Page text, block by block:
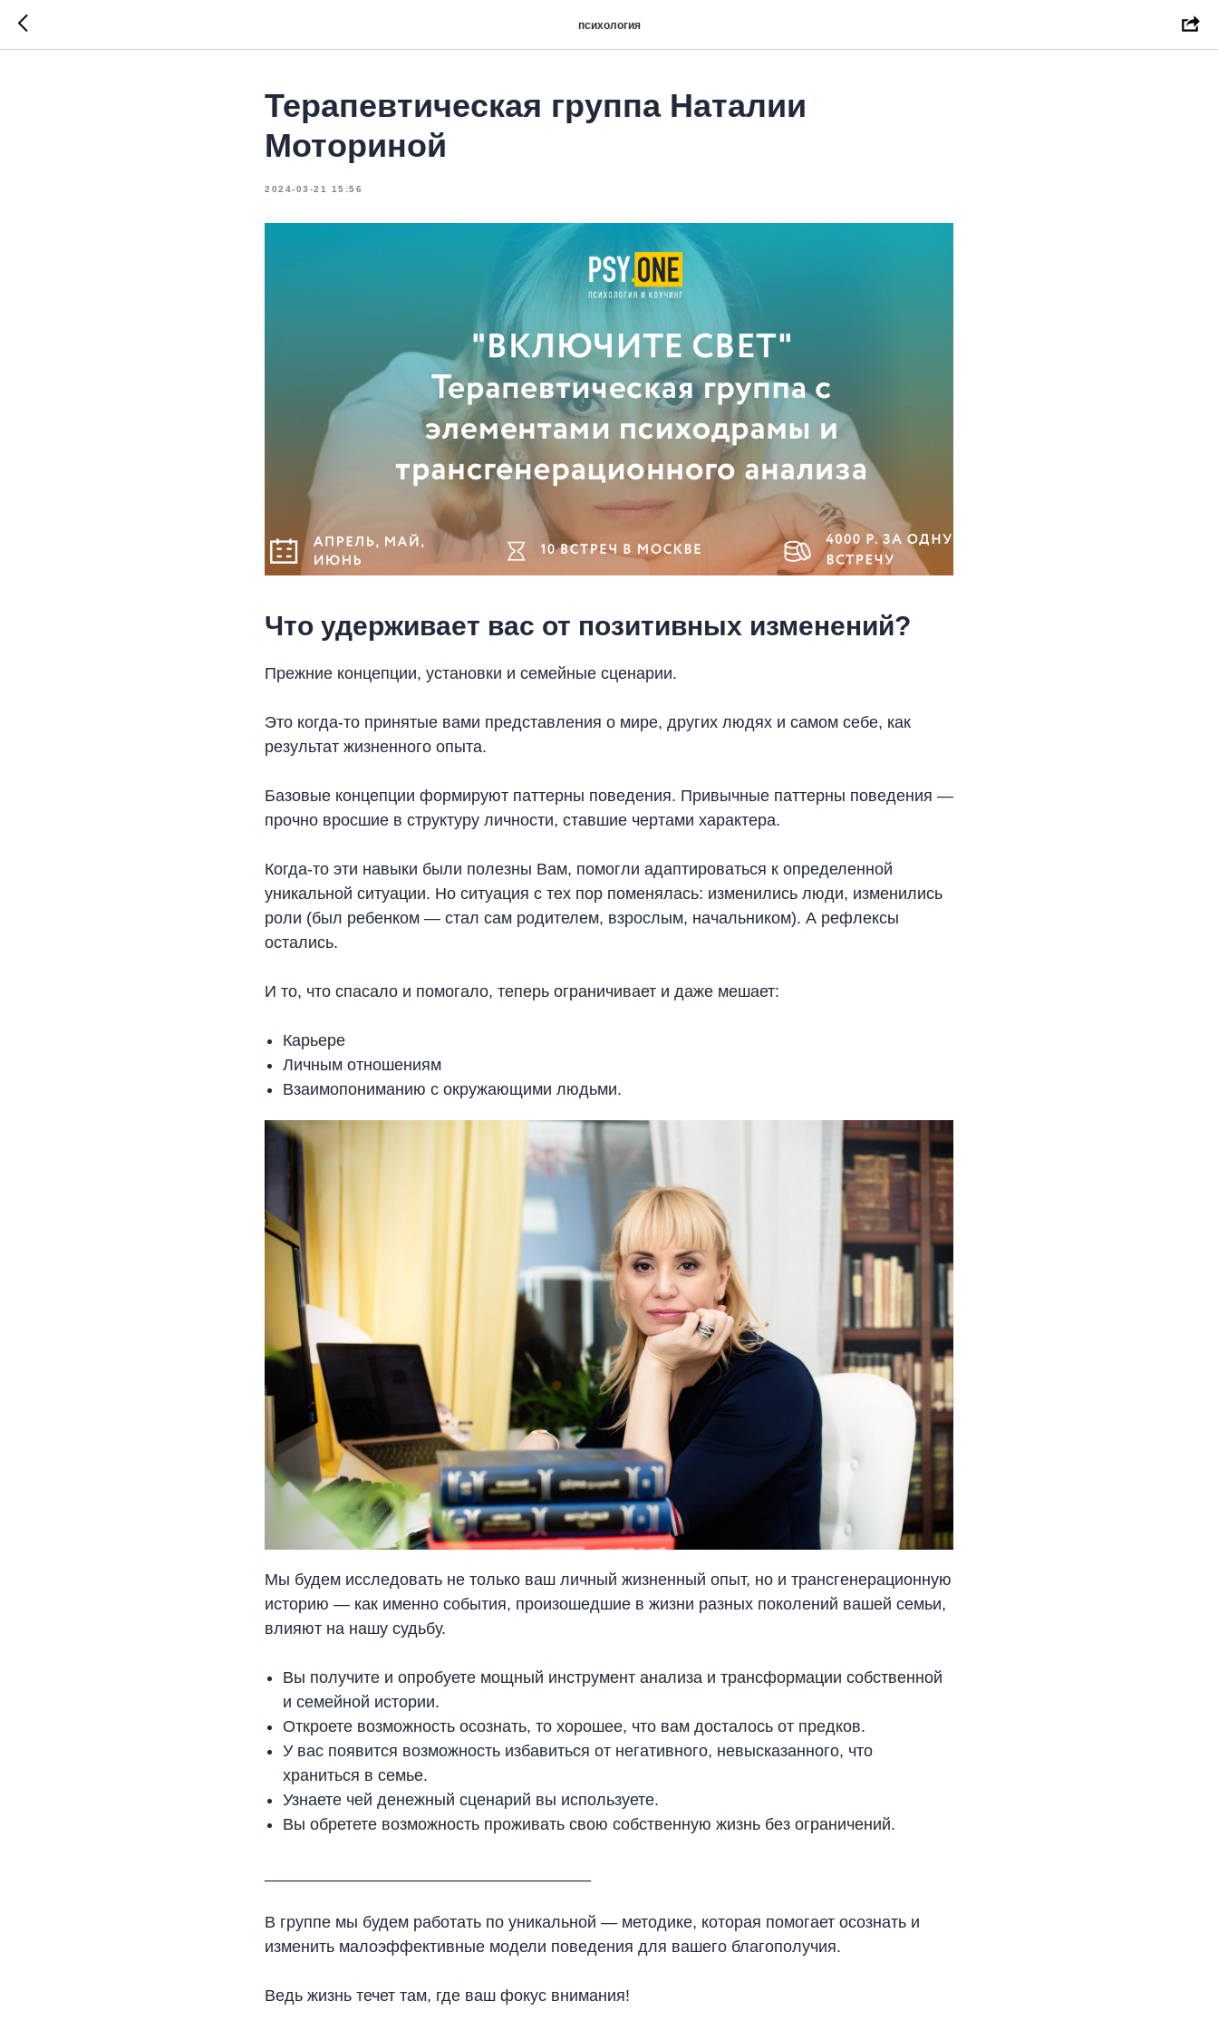
психология
Терапевтическая группа Наталии
Моториной
2024-03-21 15:56
Что удерживает вас от позитивных изменений?
Прежние концепции, установки и семейные сценарии.
Это когда-то принятые вами представления о мире, других людях и самом себе, как
результат жизненного опыта.
Базовые концепции формируют паттерны поведения. Привычные паттерны поведения —
прочно вросшие в структуру личности, ставшие чертами характера.
Когда-то эти навыки были полезны Вам, помогли адаптироваться к определенной
уникальной ситуации. Но ситуация с тех пор поменялась: изменились люди, изменились
роли (был ребенком — стал сам родителем, взрослым, начальником). А рефлексы
остались.
И то, что спасало и помогало, теперь ограничивает и даже мешает:
Карьере
Личным отношениям
Взаимопониманию с окружающими людьми.
Мы будем исследовать не только ваш личный жизненный опыт, но и трансгенерационную
историю — как именно события, произошедшие в жизни разных поколений вашей семьи,
влияют на нашу судьбу.
Вы получите и опробуете мощный инструмент анализа и трансформации собственной
и семейной истории.
Откроете возможность осознать, то хорошее, что вам досталось от предков.
У вас появится возможность избавиться от негативного, невысказанного, что
храниться в семье.
Узнаете чей денежный сценарий вы используете.
Вы обретете возможность проживать свою собственную жизнь без ограничений.
В группе мы будем работать по уникальной — методике, которая помогает осознать и
изменить малоэффективные модели поведения для вашего благополучия.
Ведь жизнь течет там, где ваш фокус внимания!